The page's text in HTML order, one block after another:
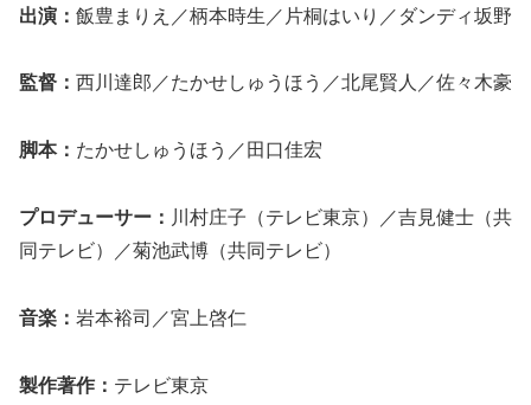
出演： 飯豊まりえ／柄本時生／片桐はいり／ダンディ坂野
監督： 西川達郎／たかせしゅうほう／北尾賢人／佐々木豪
脚本： たかせしゅうほう／田口佳宏
プロデューサー： 川村庄子（テレビ東京）／吉見健士（共
同テレビ）／菊池武博（共同テレビ）
音楽： 岩本裕司／宮上啓仁
製作著作： テレビ東京